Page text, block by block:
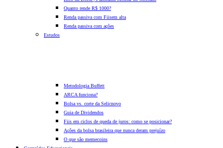
Quanto rende R$ 1000?
Renda passiva com Fiisem alta
Renda passiva com ações
Estudos
Metodologia Buffett
ARCA funciona?
Bolsa vs. corte da Selicnovo
Guia de Dividendos
Fiis em ciclos de queda de juros: como se posicionar?
Ações da bolsa brasileira que nunca deram prejuízo
O que são memecoins